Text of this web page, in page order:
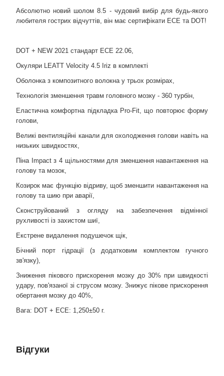
Абсолютно новий шолом 8.5 - чудовий вибір для будь-якого
любителя гострих відчуттів, він має сертифікати ECE та DOT!
DOT + NEW 2021 стандарт ECE 22.06,
Окуляри LEATT Velocity 4.5 Iriz в комплекті
Оболонка з композитного волокна у трьох розмірах,
Технологія зменшення травм головного мозку - 360 турбін,
Еластична комфортна підкладка Pro-Fit, що повторює форму
голови,
Великі вентиляційні канали для охолодження голови навіть на
низьких швидкостях,
Піна Impact з 4 щільностями для зменшення навантаження на
голову та мозок,
Козирок має функцію відриву, щоб зменшити навантаження на
голову та шию при аварії,
Сконструйований з огляду на забезпечення відмінної
рухливості із захистом шиї,
Екстрене видалення подушечок щік,
Бічний порт гідрації (з додатковим комплектом гучного
зв'язку),
Зниження пікового прискорення мозку до 30% при швидкості
удару, пов'язаної зі струсом мозку. Знижує пікове прискорення
обертання мозку до 40%,
Вага: DOT + ECE: 1,250±50 г.
Відгуки